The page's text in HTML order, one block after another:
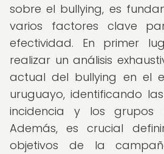
sobre el bullying, es
varios factores clave
efectividad. En primer
realizar un análisis
actual del bullying en el
uruguayo, identificando
incidencia y los grupos
Además, es crucial
objetivos de la